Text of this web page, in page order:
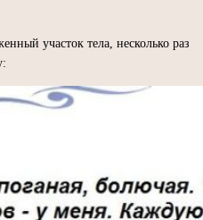
участок тела, несколько раз